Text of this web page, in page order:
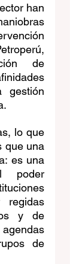
han
de
gestión
lo que
que una
es una
poder
regidas
y de
de